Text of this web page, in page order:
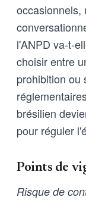
occasionnels,
l'ANPD va-t-
choisir entre
prohibition ou
brésilien
pour réguler
Points de
Risque de